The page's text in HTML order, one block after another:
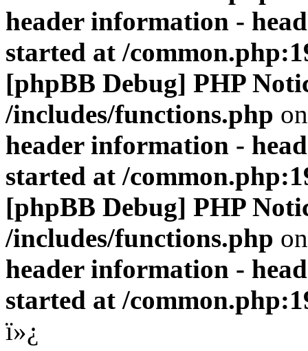
header information -
started at /
[phpBB Debug] PHP
/includes/functions.php
header information -
started at /
[phpBB Debug] PHP
/includes/functions.php
header information -
started at /
ï»¿